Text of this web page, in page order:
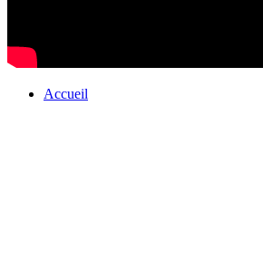
Accueil